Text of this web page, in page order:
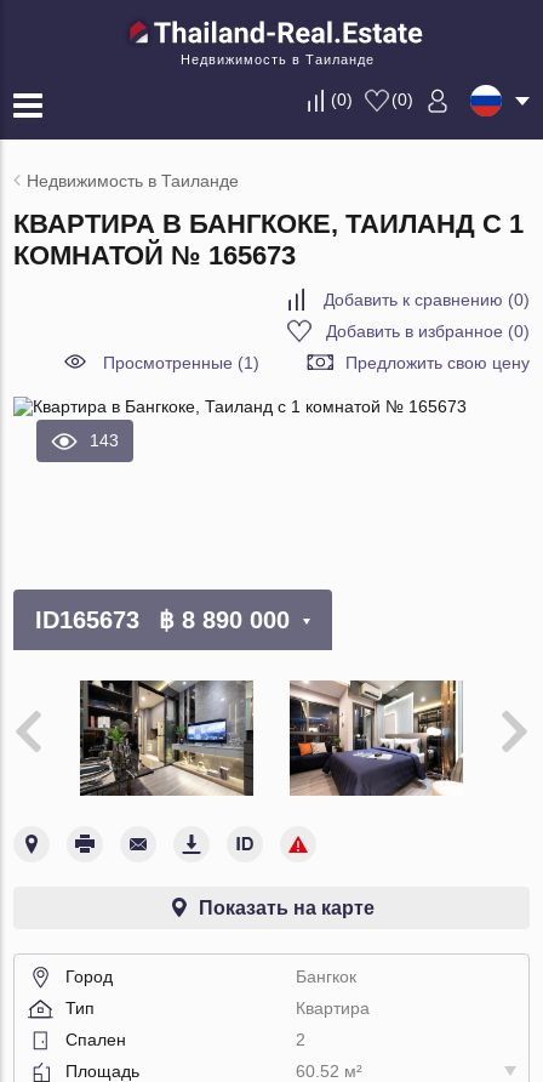
Недвижимость в Таиланде
(0) (0)
Недвижимость в Таиланде
КВАРТИРА В БАНГКОКЕ, ТАИЛАНД С 1
КОМНАТОЙ № 165673
Добавить к сравнению (0)
Добавить в избранное (0)
Просмотренные (1)
Предложить свою цену
143
ID165673 ฿ 8 890 000
Показать на карте
Город
Бангкок
Тип
Квартира
Спален
2
Площадь
60.52 м²